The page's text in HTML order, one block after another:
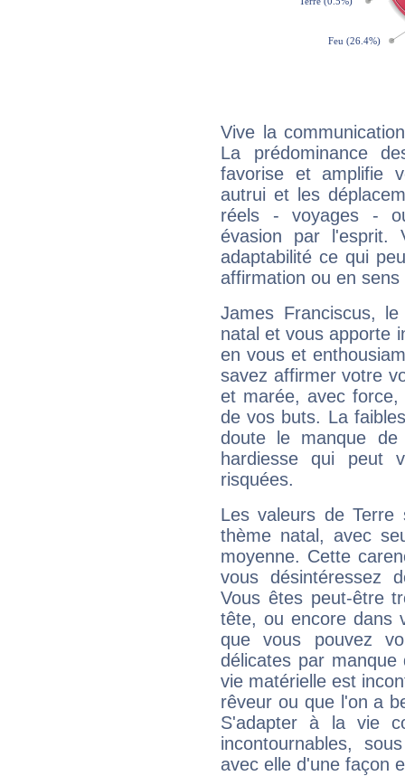
Vive la
La prédominance
favorise et amplifie
autrui et les
réels - voyages -
évasion par l'esprit.
adaptabilité ce qui
affirmation ou en
James Franciscus,
natal et vous apporte
en vous et
savez affirmer votre
et marée, avec
de vos buts. La
doute le manque
hardiesse qui peut
risquées.
Les valeurs de Terre
thème natal, avec
moyenne. Cette
vous désintéressez
Vous êtes peut-être
tête, ou encore dans
que vous pouvez
délicates par
vie matérielle est
rêveur ou que l'on a
S'adapter à la vie
incontournables,
avec elle d'une façon